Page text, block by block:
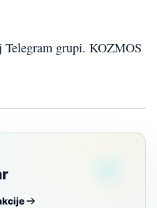
Telegram grupi. KOZMOS